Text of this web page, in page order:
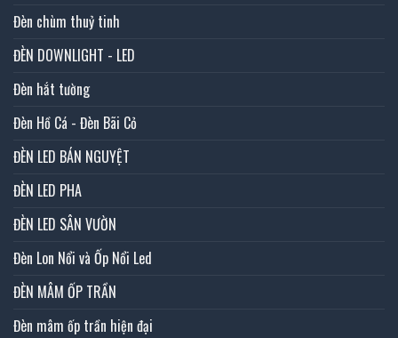
Đèn chùm thuỷ tinh
ĐÈN DOWNLIGHT - LED
Đèn hắt tường
Đèn Hồ Cá - Đèn Bãi Cỏ
ĐÈN LED BÁN NGUYỆT
ĐÈN LED PHA
ĐÈN LED SÂN VƯỜN
Đèn Lon Nổi và Ốp Nổi Led
ĐÈN MÂM ỐP TRẦN
Đèn mâm ốp trần hiện đại